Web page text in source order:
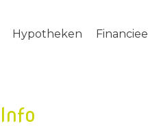
Hypotheken Financieel
Info